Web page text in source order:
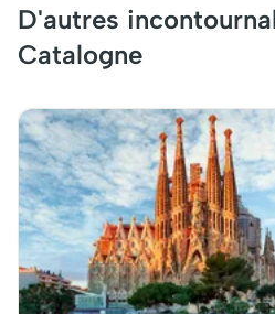
D'autres
Catalogne